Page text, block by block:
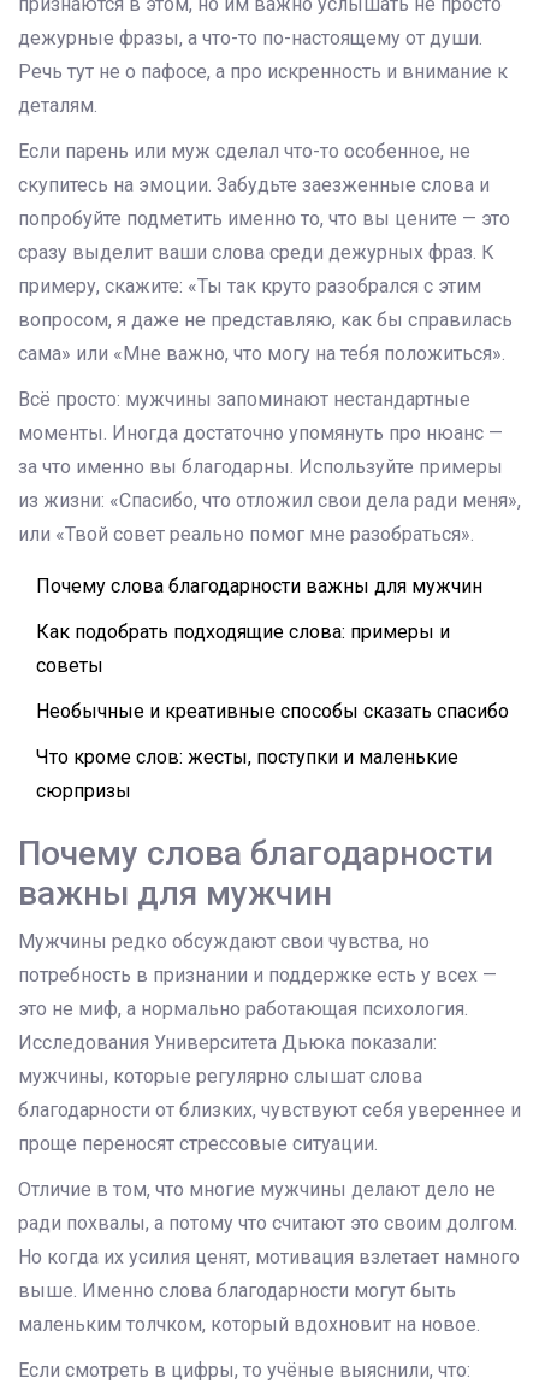
дежурные фразы, а что-то по-настоящему от души.
Речь тут не о пафосе, а про искренность и внимание к
деталям.
Если парень или муж сделал что-то особенное, не
скупитесь на эмоции. Забудьте заезженные слова и
попробуйте подметить именно то, что вы цените — это
сразу выделит ваши слова среди дежурных фраз. К
примеру, скажите: «Ты так круто разобрался с этим
вопросом, я даже не представляю, как бы справилась
сама» или «Мне важно, что могу на тебя положиться».
Всё просто: мужчины запоминают нестандартные
моменты. Иногда достаточно упомянуть про нюанс —
за что именно вы благодарны. Используйте примеры
из жизни: «Спасибо, что отложил свои дела ради меня»,
или «Твой совет реально помог мне разобраться».
Почему слова благодарности важны для мужчин
Как подобрать подходящие слова: примеры и
советы
Необычные и креативные способы сказать спасибо
Что кроме слов: жесты, поступки и маленькие
сюрпризы
Почему слова благодарности
важны для мужчин
Мужчины редко обсуждают свои чувства, но
потребность в признании и поддержке есть у всех —
это не миф, а нормально работающая психология.
Исследования Университета Дьюка показали:
мужчины, которые регулярно слышат слова
благодарности от близких, чувствуют себя увереннее и
проще переносят стрессовые ситуации.
Отличие в том, что многие мужчины делают дело не
ради похвалы, а потому что считают это своим долгом.
Но когда их усилия ценят, мотивация взлетает намного
выше. Именно слова благодарности могут быть
маленьким толчком, который вдохновит на новое.
Если смотреть в цифры, то учёные выяснили, что: